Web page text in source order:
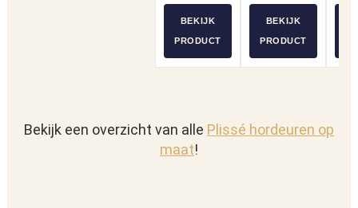
BEKIJK
PRODUCT
BEKIJK
PRODUCT
Bekijk een overzicht van alle Plissé hordeuren op
maat!